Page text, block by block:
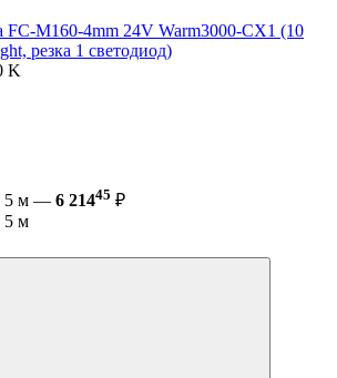
FC-M160-4mm 24V Warm3000-CX1 (10
резка 1 светодиод)
K
5 м — 6 21445 ₽
5 м